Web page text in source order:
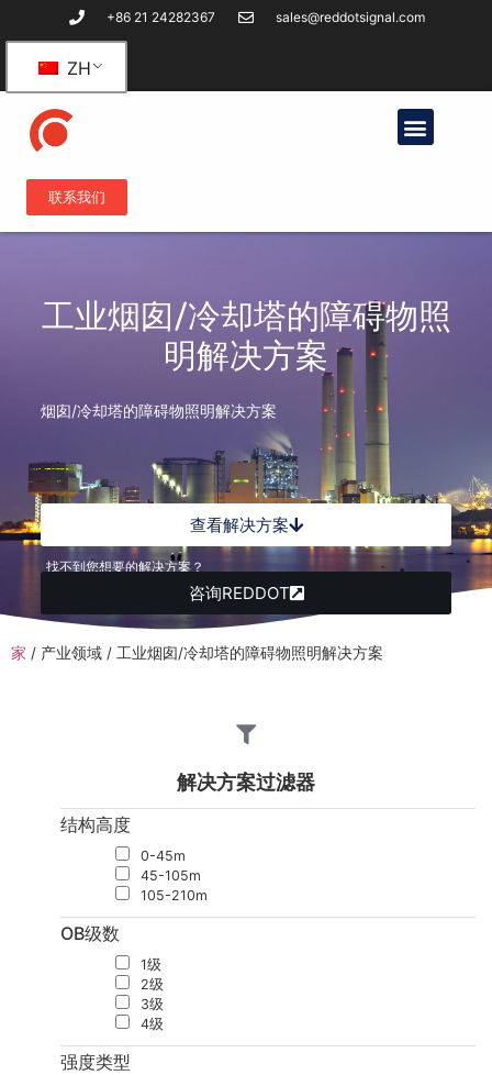
+86 21 24282367 sales@reddotsignal.com
ZH
联系我们
工业烟囱/冷却塔的障碍物照
明解决方案
烟囱/冷却塔的障碍物照明解决方案
查看解决方案
找不到您想要的解决方案？
咨询REDDOT
家 / 产业领域 / 工业烟囱/冷却塔的障碍物照明解决方案
解决方案过滤器
结构高度
0-45m
45-105m
105-210m
OB级数
1级
2级
3级
4级
强度类型